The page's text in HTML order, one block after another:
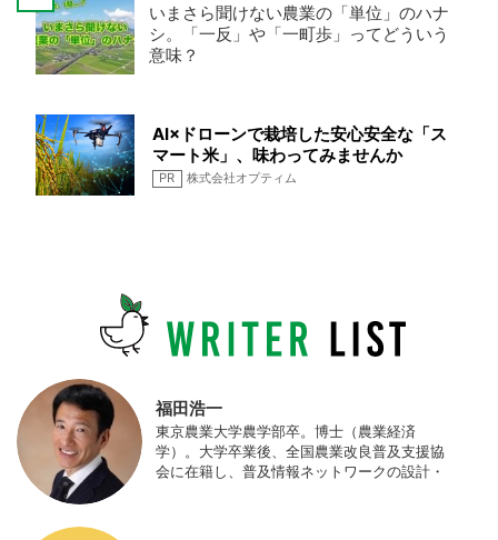
いまさら聞けない農業の「単位」のハナ
シ。「一反」や「一町歩」ってどういう
意味？
AI×ドローンで栽培した安心安全な「ス
マート米」、味わってみませんか
PR 株式会社オプティム
福田浩一
東京農業大学農学部卒。博士（農業経済
学）。大学卒業後、全国農業改良普及支援協
会に在籍し、普及情報ネットワークの設計・